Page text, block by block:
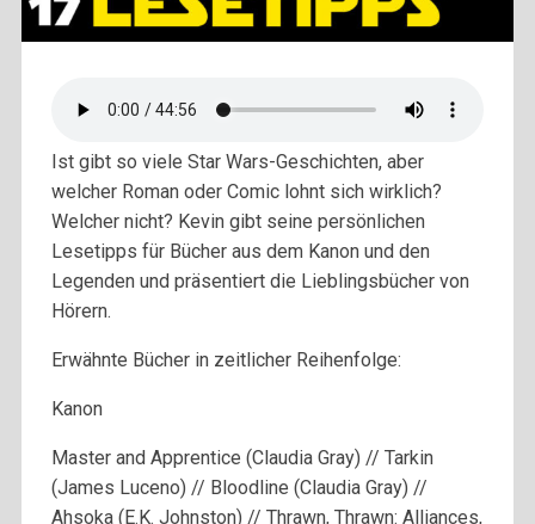
Ist gibt so viele Star Wars-Geschichten, aber
welcher Roman oder Comic lohnt sich wirklich?
Welcher nicht? Kevin gibt seine persönlichen
Lesetipps für Bücher aus dem Kanon und den
Legenden und präsentiert die Lieblingsbücher von
Hörern.
Erwähnte Bücher in zeitlicher Reihenfolge:
Kanon
Master and Apprentice (Claudia Gray) // Tarkin
(James Luceno) // Bloodline (Claudia Gray) //
Ahsoka (E.K. Johnston) // Thrawn, Thrawn: Alliances,